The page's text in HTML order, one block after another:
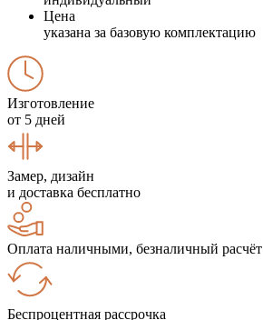
Цена
указана за базовую комплектацию
Изготовление
от 5 дней
Замер, дизайн
и доставка бесплатно
Оплата наличными, безналичный расчёт
Беспроцентная рассрочка